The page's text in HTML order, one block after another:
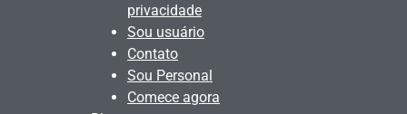
privacidade
Sou usuário
Contato
Sou Personal
Comece agora